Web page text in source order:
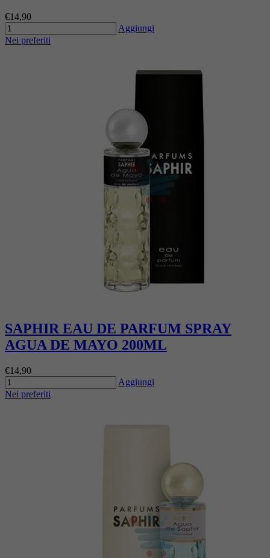
€14,90
Aggiungi
Nei preferiti
SAPHIR EAU DE PARFUM SPRAY
AGUA DE MAYO 200ML
€14,90
Aggiungi
Nei preferiti